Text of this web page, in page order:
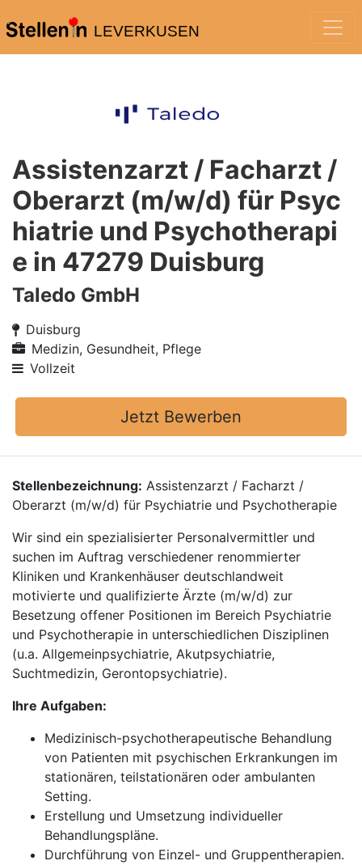
LEVERKUSEN
Assistenzarzt / Facharzt /
Oberarzt (m/w/d) für Psyc
hiatrie und Psychotherapi
e in 47279 Duisburg
Taledo GmbH
Duisburg
Medizin, Gesundheit, Pflege
Vollzeit
Jetzt Bewerben
Stellenbezeichnung: Assistenzarzt / Facharzt /
Oberarzt (m/w/d) für Psychiatrie und Psychotherapie
Wir sind ein spezialisierter Personalvermittler und
suchen im Auftrag verschiedener renommierter
Kliniken und Krankenhäuser deutschlandweit
motivierte und qualifizierte Ärzte (m/w/d) zur
Besetzung offener Positionen im Bereich Psychiatrie
und Psychotherapie in unterschiedlichen Disziplinen
(u.a. Allgemeinpsychiatrie, Akutpsychiatrie,
Suchtmedizin, Gerontopsychiatrie).
Ihre Aufgaben:
Medizinisch-psychotherapeutische Behandlung
von Patienten mit psychischen Erkrankungen im
stationären, teilstationären oder ambulanten
Setting.
Erstellung und Umsetzung individueller
Behandlungspläne.
Durchführung von Einzel- und Gruppentherapien.